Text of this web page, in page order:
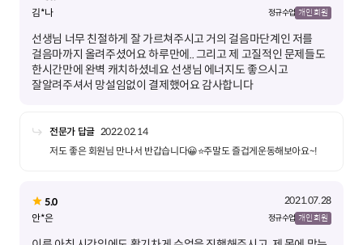
김*나
정규 수업 개인 회원
선생님 너무 친절하게 잘 가르쳐주시고 거의 걸음마단계인 저를
걸음마까지 올려주셨어요 하루만에.. 그리고 제 고질적인 문제들도
한시간만에 완벽 캐치하셨네요 선생님 에너지도 좋으시고
잘알려주셔서 망설임없이 결제했어요 감사합니다
전문가 답글 2022.02.14
저도 좋은 회원님 만나서 반갑습니다😀⭐️주말도 즐겁게운동해보아요~!
5.0
2021.07.28
안*은
정규 수업 개인 회원